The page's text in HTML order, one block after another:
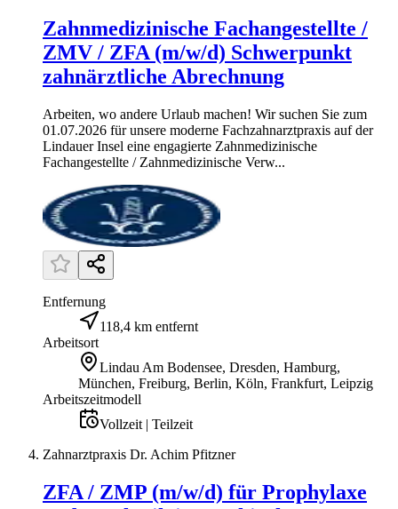
Zahnmedizinische Fachangestellte /
ZMV / ZFA (m/w/d) Schwerpunkt
zahnärztliche Abrechnung
Arbeiten, wo andere Urlaub machen! Wir suchen Sie zum
01.07.2026 für unsere moderne Fachzahnarztpraxis auf der
Lindauer Insel eine engagierte Zahnmedizinische
Fachangestellte / Zahnmedizinische Verw...
Entfernung
118,4 km entfernt
Arbeitsort
Lindau Am Bodensee, Dresden, Hamburg,
München, Freiburg, Berlin, Köln, Frankfurt, Leipzig
Arbeitszeitmodell
Vollzeit | Teilzeit
Zahnarztpraxis Dr. Achim Pfitzner
ZFA / ZMP (m/w/d) für Prophylaxe